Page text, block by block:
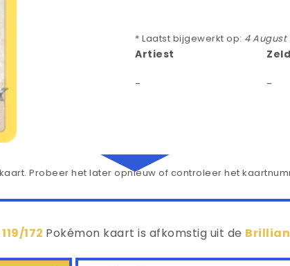
* Laatst bijgewerkt op: 4 August
Artiest
- -
Probeer het later opnieuw of controleer het
172 Pokémon kaart is afkomstig uit de